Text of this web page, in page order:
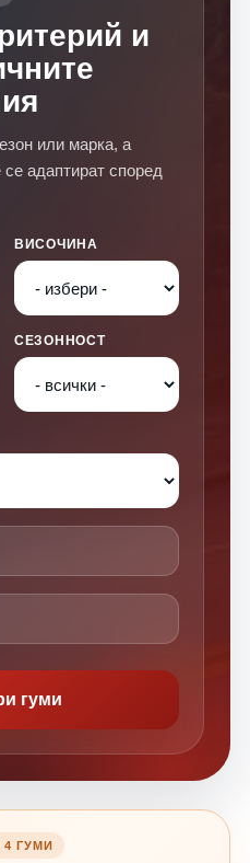
и
или марка, а
адаптират според
ВИСОЧИНА
СЕЗОННОСТ
гуми
ГУМИ